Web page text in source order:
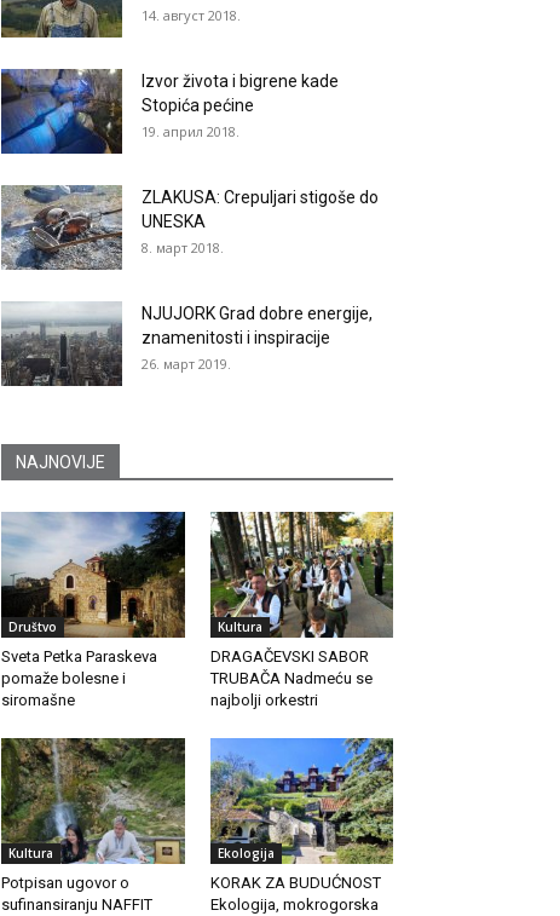
14. август 2018.
Izvor života i bigrene kade
Stopića pećine
19. април 2018.
ZLAKUSA: Crepuljari stigoše do
UNESKA
8. март 2018.
NJUJORK Grad dobre energije,
znamenitosti i inspiracije
26. март 2019.
NAJNOVIJE
Društvo
Sveta Petka Paraskeva
pomaže bolesne i
siromašne
Kultura
DRAGAČEVSKI SABOR
TRUBAČA Nadmeću se
najbolji orkestri
Kultura
Potpisan ugovor o
sufinansiranju NAFFIT
Ekologija
KORAK ZA BUDUĆNOST
Ekologija, mokrogorska